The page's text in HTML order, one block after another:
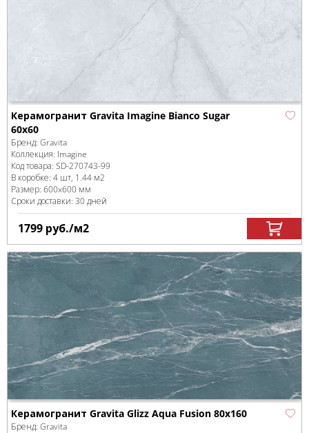
Керамогранит Gravita Imagine Bianco Sugar
60x60
Бренд: Gravita
Коллекция: Imagine
Код товара: SD-270743-99
В коробке: 4 шт, 1.44 м2
Размер: 600x600 мм
Сроки доставки: 30 дней
1799 руб./м2
Керамогранит Gravita Glizz Aqua Fusion 80x160
Бренд: Gravita